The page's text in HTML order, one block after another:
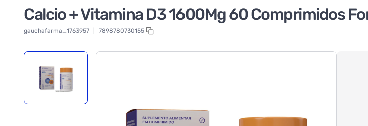
Calcio + Vitamina D3 1600Mg 60 Comprimidos
gauchafarma_1763957 7898780730155